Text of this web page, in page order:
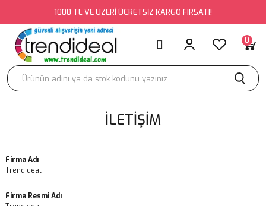
1000 TL VE ÜZERİ ÜCRETSİZ KARGO FIRSATI!
0
İLETIŞIM
Firma Adı
Trendideal
Firma Resmi Adı
BAYAN GİYİM
ELBİSE
Aksesuar
Bayan Aksesuar
FANTEZİ GİYİM
Fantezi Babydoll
HARNESS
Kadın Harness
Geri Dön
Kadın Harness